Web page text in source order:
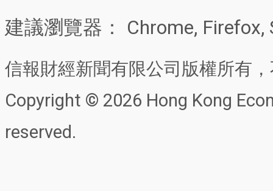
建議瀏覽器： Chrome, Firefox,
信報財經新聞有限公司版權所有
Copyright © 2026 Hong Kong
reserved.